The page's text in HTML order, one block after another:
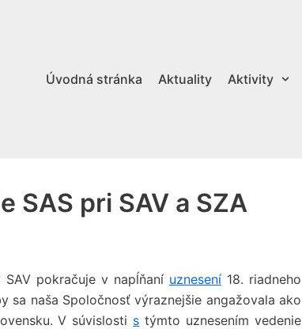
Úvodná stránka Aktuality Aktivity
SAS pri SAV a SZA
pokračuje v napĺňaní uznesení 18. riadneho
sa naša Spoločnosť výraznejšie angažovala ako
V súvislosti s týmto uznesením vedenie